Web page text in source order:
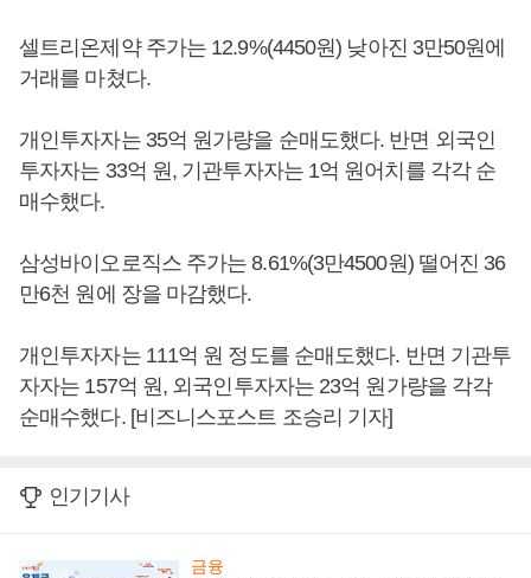
셀트리온제약 주가는 12.9%(4450원) 낮아진 3만50원에
거래를 마쳤다.
개인투자자는 35억 원가량을 순매도했다. 반면 외국인
투자자는 33억 원, 기관투자자는 1억 원어치를 각각 순
매수했다.
삼성바이오로직스 주가는 8.61%(3만4500원) 떨어진 36
만6천 원에 장을 마감했다.
개인투자자는 111억 원 정도를 순매도했다. 반면 기관투
자자는 157억 원, 외국인투자자는 23억 원가량을 각각
순매수했다. [비즈니스포스트 조승리 기자]
인기기사
금융